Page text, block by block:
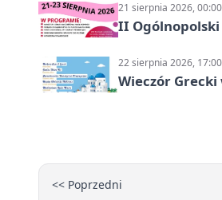
21 sierpnia 2026, 00:00
II Ogólnopolski
22 sierpnia 2026, 17:00
Wieczór
<< Poprzedni